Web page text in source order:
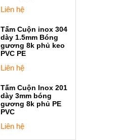
Liên hệ
Tấm Cuộn inox 304
dày 1.5mm Bóng
gương 8k phủ keo
PVC PE
Liên hệ
Tấm Cuộn Inox 201
dày 3mm bóng
gương 8k phủ PE
PVC
Liên hệ